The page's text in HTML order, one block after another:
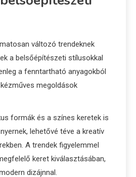
változó trendeknek
a belsőépítészeti stílusokkal
a fenntartható anyagokból
megoldások
formák és a színes keretek is
lehetővé téve a kreatív
A trendek figyelemmel
keret kiválasztásában,
dizájnnal.